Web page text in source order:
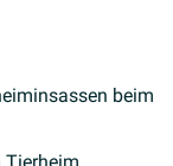
beim
Tierheim